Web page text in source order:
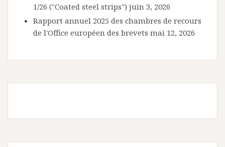
1/26 ("Coated steel strips") juin 3, 2026
Rapport annuel 2025 des chambres de recours
de l'Office européen des brevets mai 12, 2026